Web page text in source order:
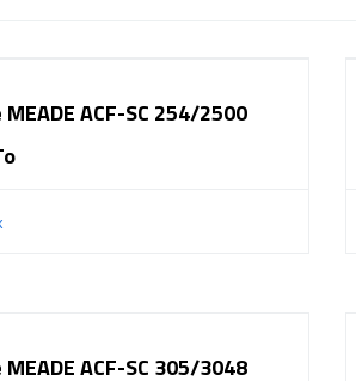
ACF-SC 254/2500
ACF-SC 305/3048